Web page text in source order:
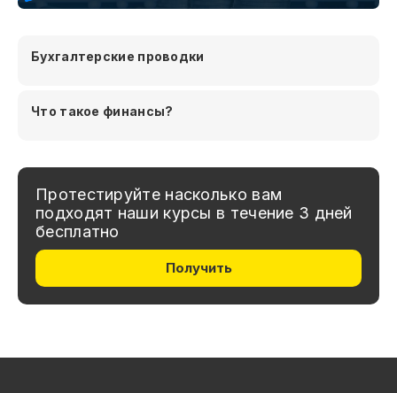
Бухгалтерские проводки
Что такое финансы?
Протестируйте насколько вам
подходят наши курсы в течение 3 дней
бесплатно
Получить